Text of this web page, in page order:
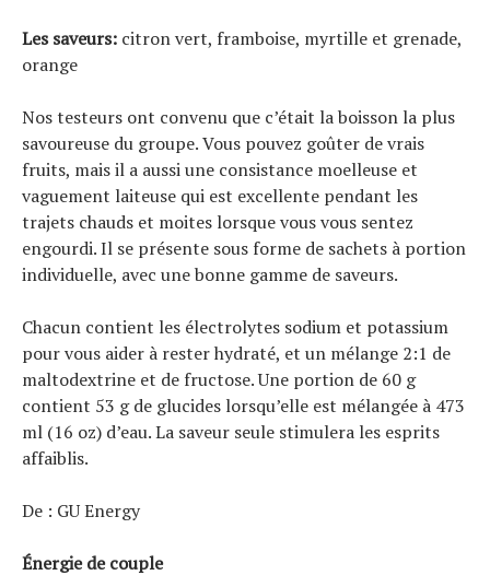
Les saveurs: citron vert, framboise, myrtille et grenade,
orange
Nos testeurs ont convenu que c’était la boisson la plus
savoureuse du groupe. Vous pouvez goûter de vrais
fruits, mais il a aussi une consistance moelleuse et
vaguement laiteuse qui est excellente pendant les
trajets chauds et moites lorsque vous vous sentez
engourdi. Il se présente sous forme de sachets à portion
individuelle, avec une bonne gamme de saveurs.
Chacun contient les électrolytes sodium et potassium
pour vous aider à rester hydraté, et un mélange 2:1 de
maltodextrine et de fructose. Une portion de 60 g
contient 53 g de glucides lorsqu’elle est mélangée à 473
ml (16 oz) d’eau. La saveur seule stimulera les esprits
affaiblis.
De : GU Energy
Énergie de couple